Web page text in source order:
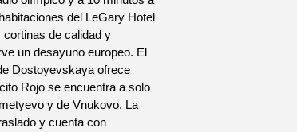
del LeGary Hotel
de calidad y
un desayuno europeo. El
Dostoyevskaya ofrece
Rojo se encuentra a solo
y de Vnukovo. La
y cuenta con